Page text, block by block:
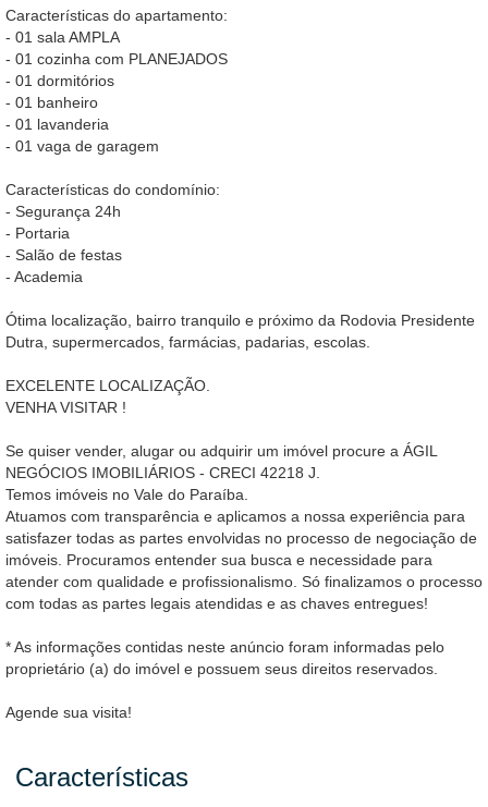
Características do apartamento:
- 01 sala AMPLA
- 01 cozinha com PLANEJADOS
- 01 dormitórios
- 01 banheiro
- 01 lavanderia
- 01 vaga de garagem
Características do condomínio:
- Segurança 24h
- Portaria
- Salão de festas
- Academia
Ótima localização, bairro tranquilo e próximo da Rodovia Presidente
Dutra, supermercados, farmácias, padarias, escolas.
EXCELENTE LOCALIZAÇÃO.
VENHA VISITAR !
Se quiser vender, alugar ou adquirir um imóvel procure a ÁGIL
NEGÓCIOS IMOBILIÁRIOS - CRECI 42218 J.
Temos imóveis no Vale do Paraíba.
Atuamos com transparência e aplicamos a nossa experiência para
satisfazer todas as partes envolvidas no processo de negociação de
imóveis. Procuramos entender sua busca e necessidade para
atender com qualidade e profissionalismo. Só finalizamos o processo
com todas as partes legais atendidas e as chaves entregues!
* As informações contidas neste anúncio foram informadas pelo
proprietário (a) do imóvel e possuem seus direitos reservados.
Agende sua visita!
Características